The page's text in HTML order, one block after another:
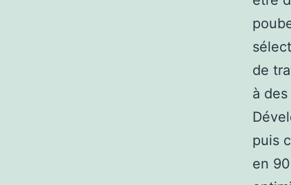
de
à
puis
en